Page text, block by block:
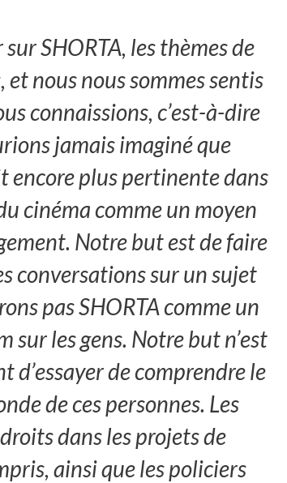
SHORTA, les thèmes de
nous nous sommes sentis
connaissions, c’est-à-dire
jamais imaginé que
encore plus pertinente dans
cinéma comme un moyen
Notre but est de faire
conversations sur un sujet
pas SHORTA comme un
les gens. Notre but n’est
de comprendre le
de ces personnes. Les
dans les projets de
ainsi que les policiers